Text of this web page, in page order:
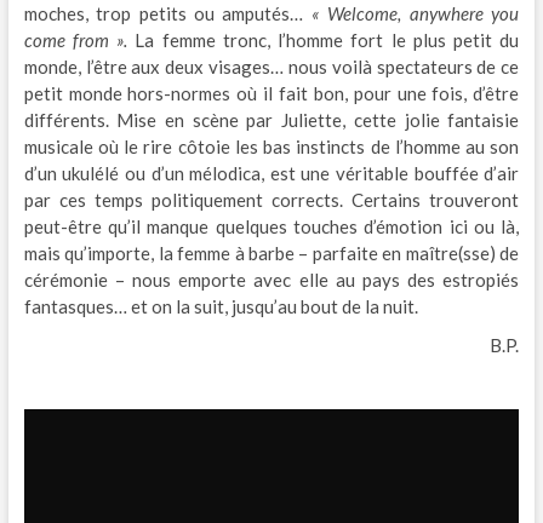
moches, trop petits ou amputés… « Welcome, anywhere you
come from ». La femme tronc, l’homme fort le plus petit du
monde, l’être aux deux visages… nous voilà spectateurs de ce
petit monde hors-normes où il fait bon, pour une fois, d’être
différents. Mise en scène par Juliette, cette jolie fantaisie
musicale où le rire côtoie les bas instincts de l’homme au son
d’un ukulélé ou d’un mélodica, est une véritable bouffée d’air
par ces temps politiquement corrects. Certains trouveront
peut-être qu’il manque quelques touches d’émotion ici ou là,
mais qu’importe, la femme à barbe – parfaite en maître(sse) de
cérémonie – nous emporte avec elle au pays des estropiés
fantasques… et on la suit, jusqu’au bout de la nuit.
B.P.